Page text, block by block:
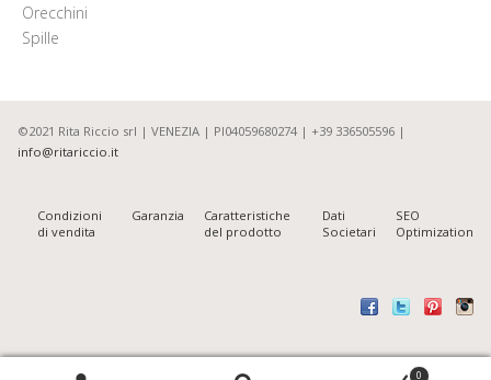
Orecchini
Spille
©2021 Rita Riccio srl | VENEZIA | PI04059680274 | +39 336505596 |
info@ritariccio.it
Condizioni
di vendita
Garanzia
Caratteristiche
del prodotto
Dati
Societari
SEO
Optimization
0